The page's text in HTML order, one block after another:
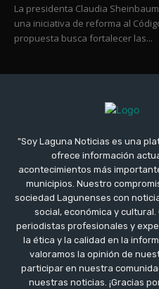
La presidenta Claudia
una iniciativa de reforma al
propuesta busca fortalecer las...
"Soy Laguna Noticias es una
ofrece información
acontecimientos más
municipios. Nuestro
sociedad Lagunenses con
social, económica y
periodistas profesionales y
la ética y la calidad en la
valoramos la opinión de
participar en nuestra
nuestras noticias. ¡Gracias